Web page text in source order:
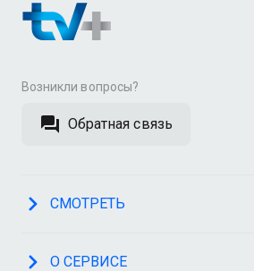
Возникли вопросы?
Обратная связь
СМОТРЕТЬ
О СЕРВИСЕ